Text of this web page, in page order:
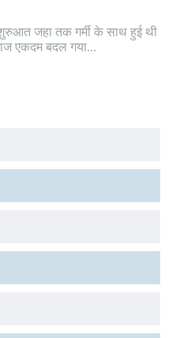
जहा तक गर्मी के साथ हुई थी
एकदम बदल गया...